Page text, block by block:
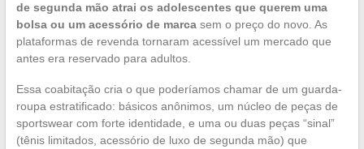
de segunda mão atrai os adolescentes que querem uma
bolsa ou um acessório de marcasem o preço do novo. As
plataformas de revenda tornaram acessível um mercado que
antes era reservado para adultos.
Essa coabitação cria o que poderíamos chamar de um guarda-
roupa estratificado: básicos anônimos, um núcleo de peças de
sportswear com forte identidade, e uma ou duas peças “sinal”
(tênis limitados, acessório de luxo de segunda mão) que